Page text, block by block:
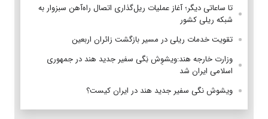
تا ساعاتی دیگر؛ آغاز عملیات ریل‌گذاری اتصال راه‌آهن سبزوار به
شبکه ریلی کشور
تقویت خدمات ریلی در مسیر بازگشت زائران اربعین
وزارت خارجه هند:ویشوِش نِگی سفیر جدید هند در جمهوری
اسلامی ایران شد
ویشوش نگی سفیر جدید هند در ایران کیست؟